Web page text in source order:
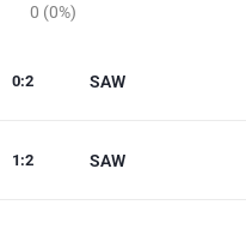
0 (0%)
SAW
0:2
SAW
1 :2